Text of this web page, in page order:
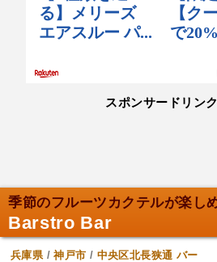
スポンサードリンク
Barstro Bar
兵庫県/神戸市 / 中央区北長狭通 バー